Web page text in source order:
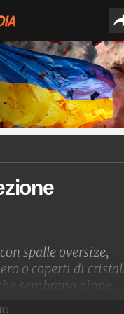
spalle oversize,
o coperti di
sembrano pinne,